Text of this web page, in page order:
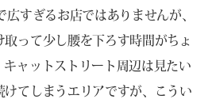
すぎるお店ではありませんが、
って少し腰を下ろす時間がちょ
キャットストリート周辺は見たい
けてしまうエリアですが、こうい